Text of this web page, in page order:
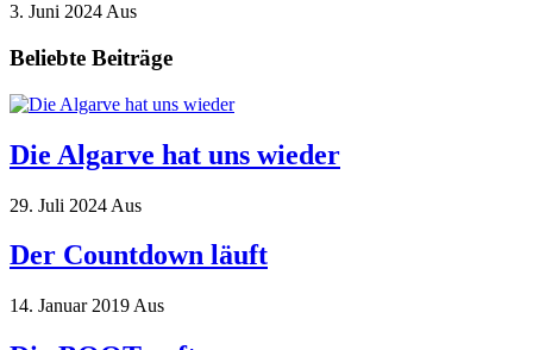
3. Juni 2024 Aus
Beliebte Beiträge
Die Algarve hat uns wieder
29. Juli 2024 Aus
Der Countdown läuft
14. Januar 2019 Aus